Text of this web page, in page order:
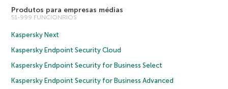
Produtos para empresas médias
51-999 FUNCIONRIOS
Kaspersky Next
Kaspersky Endpoint Security Cloud
Kaspersky Endpoint Security for Business Select
Kaspersky Endpoint Security for Business Advanced